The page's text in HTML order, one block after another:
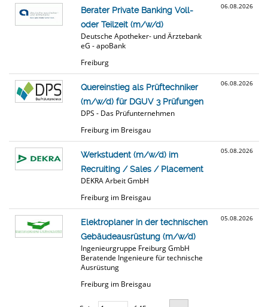
06.08.2026
Berater Private Banking Voll-
oder Teilzeit (m/w/d)
Deutsche Apotheker- und Ärztebank
eG - apoBank
Freiburg
06.08.2026
Quereinstieg als Prüftechniker
(m/w/d) für DGUV 3 Prüfungen
DPS - Das Prüfunternehmen
Freiburg im Breisgau
05.08.2026
Werkstudent (m/w/d) im
Recruiting / Sales / Placement
DEKRA Arbeit GmbH
Freiburg im Breisgau
05.08.2026
Elektroplaner in der technischen
Gebäudeausrüstung (m/w/d)
Ingenieurgruppe Freiburg GmbH
Beratende Ingenieure für technische
Ausrüstung
Freiburg im Breisgau